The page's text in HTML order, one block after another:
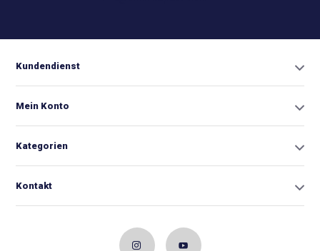
Kundendienst
Mein Konto
Kategorien
Kontakt